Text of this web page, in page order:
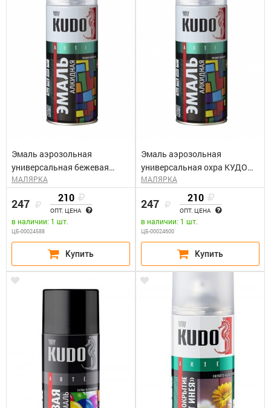
Эмаль аэрозольная
универсальная бежевая
КУДО KU-1009 (0,52л)
МАЛЯРКА
247 210
ОПТ. ЦЕНА
в наличии: 1 шт.
ЦБ-00024588
Эмаль аэрозольная
универсальная охра КУДО
KU-1022 (0,52л)
МАЛЯРКА
247 210
ОПТ. ЦЕНА
в наличии: 1 шт.
ЦБ-00024600